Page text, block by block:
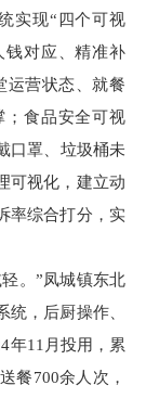
实现“四个可视
钱对应、精准补
运营状态、就餐
；食品安全可视
口罩、垃圾桶未
可视化，建立动
率综合打分，实
。”凤城镇东北
，后厨操作、
年11月投用，累
餐700余人次，